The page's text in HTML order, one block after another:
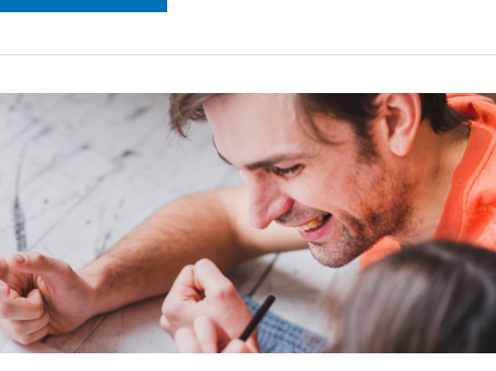
Ustedes
Primer
Tratamiento:
Rol
de
la
Familia